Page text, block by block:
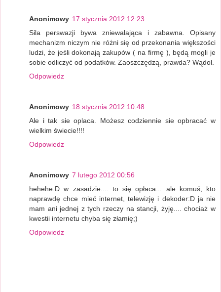
Anonimowy 17 stycznia 2012 12:23
Sila perswazji bywa zniewalająca i zabawna. Opisany
mechanizm niczym nie różni się od przekonania większości
ludzi, że jeśli dokonają zakupów ( na firmę ), będą mogli je
sobie odliczyć od podatków. Zaoszczędzą, prawda? Wądol.
Odpowiedz
Anonimowy 18 stycznia 2012 10:48
Ale i tak sie oplaca. Możesz codziennie sie opbracać w
wielkim świecie!!!!
Odpowiedz
Anonimowy 7 lutego 2012 00:56
hehehe:D w zasadzie.... to się opłaca... ale komuś, kto
naprawdę chce mieć internet, telewizję i dekoder:D ja nie
mam ani jednej z tych rzeczy na stancji, żyję.... chociaż w
kwestii internetu chyba się złamię;)
Odpowiedz